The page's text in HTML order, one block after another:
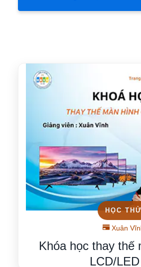
HỌC THỬ
Xuân
Khóa học thay thế
LCD/